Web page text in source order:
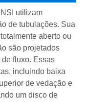
utilizam
de tubulações. Sua
aberto ou
são projetados
fluxo. Essas
incluindo baixa
de vedação e
um disco de